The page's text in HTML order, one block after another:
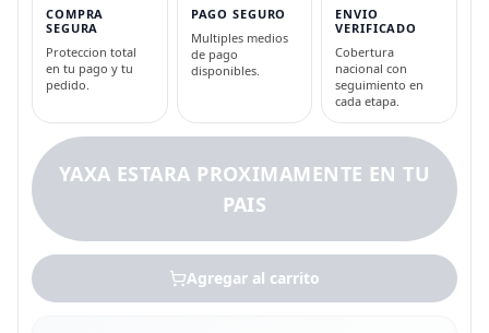
COMPRA
SEGURA
Proteccion total
en tu pago y tu
pedido.
PAGO SEGURO
Multiples medios
de pago
disponibles.
ENVIO
VERIFICADO
Cobertura
nacional con
seguimiento en
cada etapa.
YAXA ESTARA PROXIMAMENTE EN TU
PAIS
Agregar al carrito